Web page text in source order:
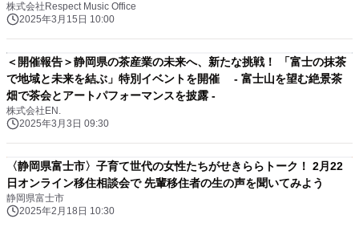
株式会社Respect Music Office
2025年3月15日 10:00
＜開催報告＞静岡県の茶産業の未来へ、新たな挑戦！ 「富士の抹茶
で地域と未来を結ぶ」特別イベントを開催 - 富士山を望む絶景茶
畑で茶会とアートパフォーマンスを披露 -
株式会社EN.
2025年3月3日 09:30
〈静岡県富士市〉子育て世代の女性たちがせきららトーク！ 2月22
日オンライン移住相談会で 先輩移住者の生の声を聞いてみよう
静岡県富士市
2025年2月18日 10:30